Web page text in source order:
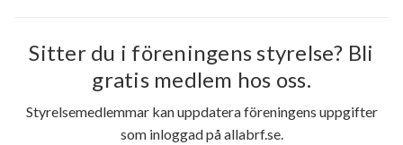
Sitter du i föreningens styrelse? Bli
gratis medlem hos oss.
Styrelsemedlemmar kan uppdatera föreningens uppgifter
som inloggad på allabrf.se.